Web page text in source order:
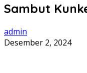
Sambut
admin
Desember 2, 2024